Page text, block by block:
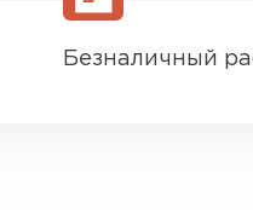
Безналичный